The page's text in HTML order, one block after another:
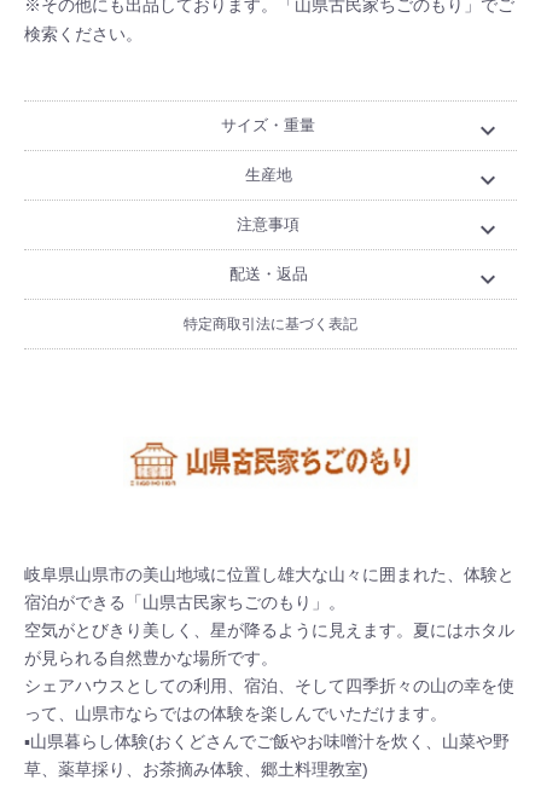
※その他にも出品しております。「山県古民家ちごのもり」でご
検索ください。
サイズ・重量 expand_more
生産地 expand_more
注意事項 expand_more
配送・返品 expand_more
特定商取引法に基づく表記
岐阜県山県市の美山地域に位置し雄大な山々に囲まれた、体験と
宿泊ができる「山県古民家ちごのもり」。
空気がとびきり美しく、星が降るように見えます。夏にはホタル
が見られる自然豊かな場所です。
シェアハウスとしての利用、宿泊、そして四季折々の山の幸を使
って、山県市ならではの体験を楽しんでいただけます。
▪山県暮らし体験(おくどさんでご飯やお味噌汁を炊く、山菜や野
草、薬草採り、お茶摘み体験、郷土料理教室)